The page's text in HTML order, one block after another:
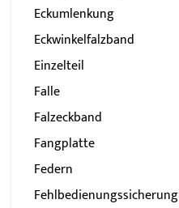
Eckumlenkung
Eckwinkelfalzband
Einzelteil
Falle
Falzeckband
Fangplatte
Federn
Fehlbedienungssicherung